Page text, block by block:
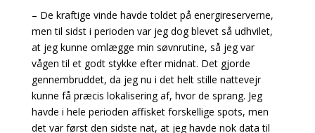
– De kraftige vinde havde toldet på energireserverne,
men til sidst i perioden var jeg dog blevet så udhvilet,
at jeg kunne omlægge min søvnrutine, så jeg var
vågen til et godt stykke efter midnat. Det gjorde
gennembruddet, da jeg nu i det helt stille nattevejr
kunne få præcis lokalisering af, hvor de sprang. Jeg
havde i hele perioden affisket forskellige spots, men
det var først den sidste nat, at jeg havde nok data til